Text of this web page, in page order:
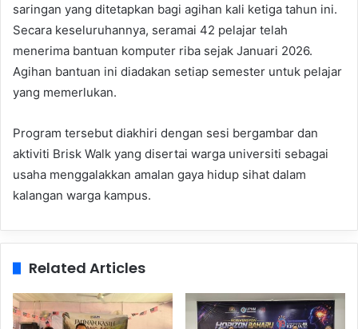
saringan yang ditetapkan bagi agihan kali ketiga tahun ini.
Secara keseluruhannya, seramai 42 pelajar telah
menerima bantuan komputer riba sejak Januari 2026.
Agihan bantuan ini diadakan setiap semester untuk pelajar
yang memerlukan.
Program tersebut diakhiri dengan sesi bergambar dan
aktiviti Brisk Walk yang disertai warga universiti sebagai
usaha menggalakkan amalan gaya hidup sihat dalam
kalangan warga kampus.
Related Articles